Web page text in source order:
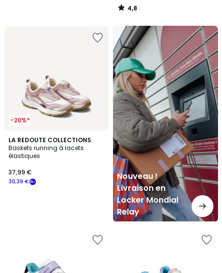
4,8
/
-20%*
LA REDOUTE COLLECTIONS
Baskets running à lacets
élastiques
30,39 €
37,99 €
Nouveau !
Livraison en
Locker Mondial
Relay
Nouveau
Livraison
en
Locker
Mondial
Relay